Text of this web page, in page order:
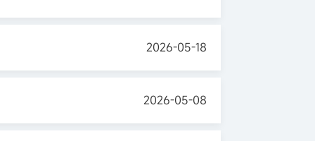
2026-05-18
2026-05-08